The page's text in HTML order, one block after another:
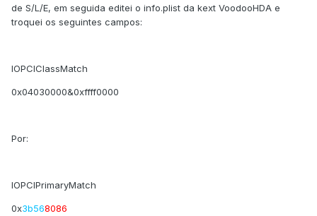
de S/L/E, em seguida editei o info.plist da kext VoodooHDA e
troquei os seguintes campos:
IOPCIClassMatch
0x04030000&0xffff0000
Por:
IOPCIPrimaryMatch
0x3b568086